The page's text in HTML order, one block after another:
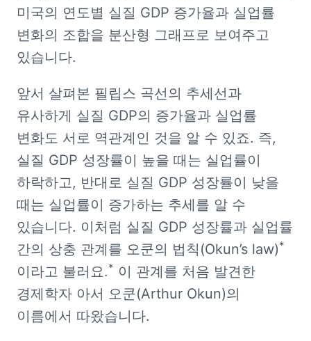
미국의 연도별 실질 GDP 증가율과 실업률
변화의 조합을 분산형 그래프로 보여주고
있습니다.
앞서 살펴본 필립스 곡선의 추세선과
유사하게 실질 GDP의 증가율과 실업률
변화도 서로 역관계인 것을 알 수 있죠. 즉,
실질 GDP 성장률이 높을 때는 실업률이
하락하고, 반대로 실질 GDP 성장률이 낮을
때는 실업률이 증가하는 추세를 알 수
있습니다. 이처럼 실질 GDP 성장률과 실업률
간의 상충 관계를 오쿤의 법칙(Okun’s law)*
이라고 불러요.* 이 관계를 처음 발견한
경제학자 아서 오쿤(Arthur Okun)의
이름에서 따왔습니다.